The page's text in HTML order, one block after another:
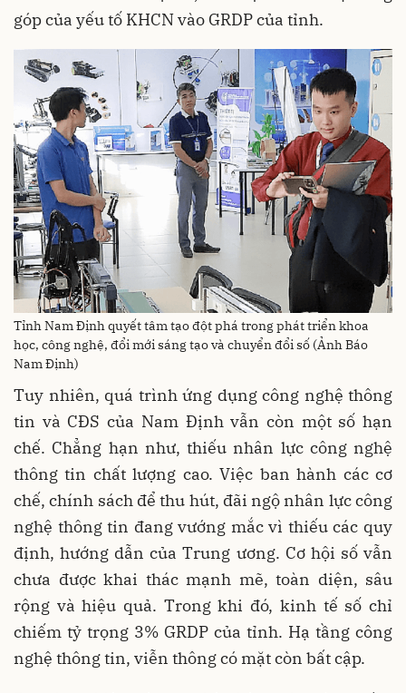
góp của yếu tố KHCN vào GRDP của tỉnh.
Tỉnh Nam Định quyết tâm tạo đột phá trong phát triển khoa
học, công nghệ, đổi mới sáng tạo và chuyển đổi số (Ảnh Báo
Nam Định)
Tuy nhiên, quá trình ứng dụng công nghệ thông
tin và CĐS của Nam Định vẫn còn một số hạn
chế. Chẳng hạn như, thiếu nhân lực công nghệ
thông tin chất lượng cao. Việc ban hành các cơ
chế, chính sách để thu hút, đãi ngộ nhân lực công
nghệ thông tin đang vướng mắc vì thiếu các quy
định, hướng dẫn của Trung ương. Cơ hội số vẫn
chưa được khai thác mạnh mẽ, toàn diện, sâu
rộng và hiệu quả. Trong khi đó, kinh tế số chỉ
chiếm tỷ trọng 3% GRDP của tỉnh. Hạ tầng công
nghệ thông tin, viễn thông có mặt còn bất cập.